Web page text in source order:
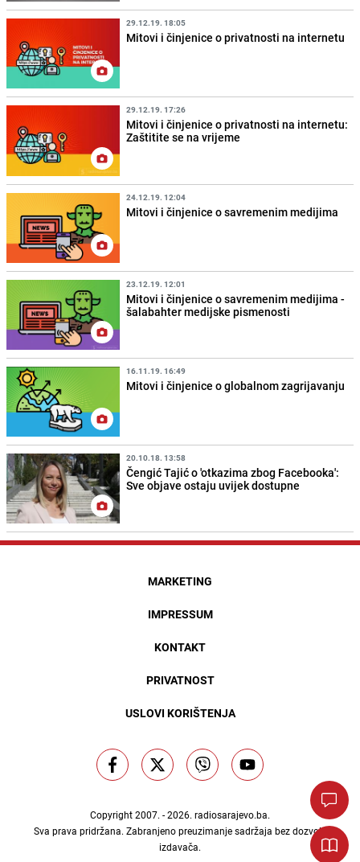
29.12.19. 18:05
Mitovi i činjenice o privatnosti na internetu
29.12.19. 17:26
Mitovi i činjenice o privatnosti na internetu:
Zaštitite se na vrijeme
24.12.19. 12:04
Mitovi i činjenice o savremenim medijima
23.12.19. 12:01
Mitovi i činjenice o savremenim medijima -
šalabahter medijske pismenosti
16.11.19. 16:49
Mitovi i činjenice o globalnom zagrijavanju
20.10.18. 13:58
Čengić Tajić o 'otkazima zbog Facebooka':
Sve objave ostaju uvijek dostupne
MARKETING
IMPRESSUM
KONTAKT
PRIVATNOST
USLOVI KORIŠTENJA
Copyright 2007. - 2026. radiosarajevo.ba.
Sva prava pridržana. Zabranjeno preuzimanje sadržaja bez dozvole
izdavača.